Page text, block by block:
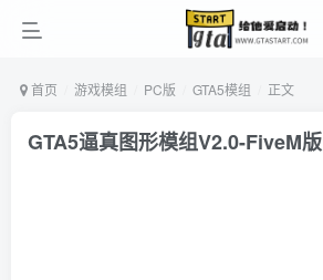
首页 游戏模组 PC版 GTA5模组 正文
GTA5逼真图形模组V2.0-FiveM版